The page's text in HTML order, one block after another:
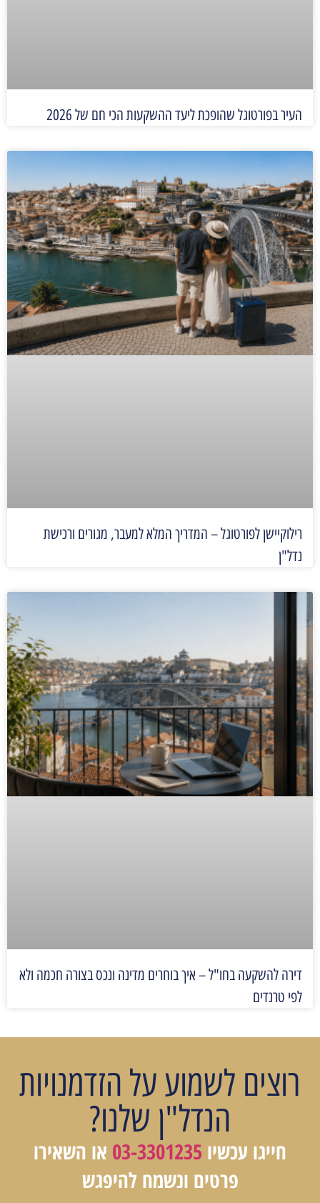
העיר בפורטוגל שהופכת ליעד ההשקעות הכי חם של 2026
רילוקיישן לפורטוגל – המדריך המלא למעבר, מגורים ורכישת
נדל"ן
דירה להשקעה בחו"ל – איך בוחרים מדינה ונכס בצורה חכמה ולא
לפי טרנדים
רוצים לשמוע על הזדמנויות
הנדל"ן שלנו?
חייגו עכשיו 03-3301235 או השאירו
פרטים ונשמח להיפגש